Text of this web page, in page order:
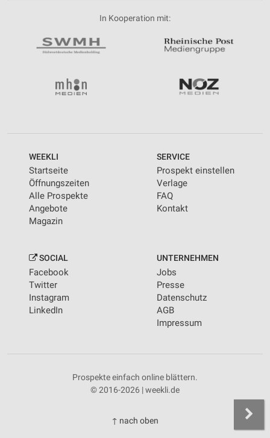
In Kooperation mit:
WEEKLI
Startseite
Öffnungszeiten
Alle Prospekte
Angebote
Magazin
SERVICE
Prospekt einstellen
Verlage
FAQ
Kontakt
SOCIAL
Facebook
Twitter
Instagram
LinkedIn
UNTERNEHMEN
Jobs
Presse
Datenschutz
AGB
Impressum
Prospekte einfach online blättern.
© 2016-2026 | weekli.de
↑ nach oben